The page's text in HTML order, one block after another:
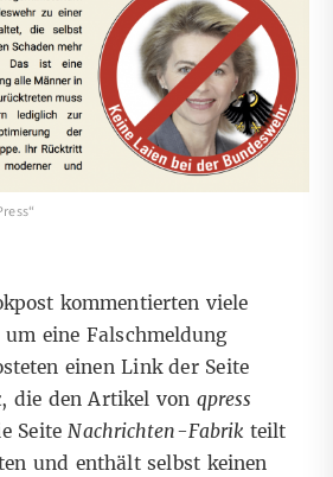
kommentierten viele
um eine Falschmeldung
einenLinkder Seite
, die den Artikel von qpress
SeiteNachrichten-Fabrik teilt
und enthält selbst keinen